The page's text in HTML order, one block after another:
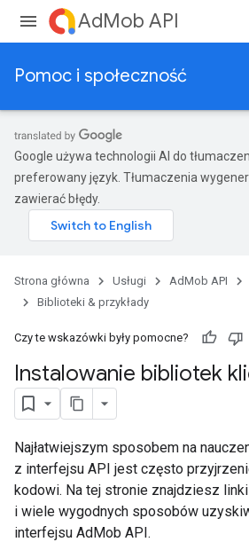
AdMob API
Pomoc i społeczność
Google używa technologii AI do
preferowany język. Tłumaczenia
zawierać błędy.
Strona główna Usługi AdMob API
Biblioteki & przykłady
Czy te wskazówki były pomocne?
Instalowanie bibliotek
Najłatwiejszym sposobem na
z interfejsu API jest często
kodowi. Na tej stronie znajdziesz
i wiele wygodnych sposobów
interfejsu AdMob API.